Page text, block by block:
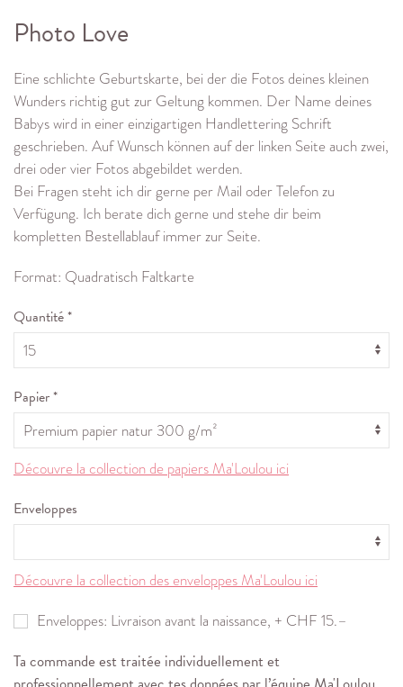
Photo Love
Eine schlichte Geburtskarte, bei der die Fotos deines kleinen
Wunders richtig gut zur Geltung kommen. Der Name deines
Babys wird in einer einzigartigen Handlettering Schrift
geschrieben. Auf Wunsch können auf der linken Seite auch zwei,
drei oder vier Fotos abgebildet werden.
Bei Fragen steht ich dir gerne per Mail oder Telefon zu
Verfügung. Ich berate dich gerne und stehe dir beim
kompletten Bestellablauf immer zur Seite.
Format: Quadratisch Faltkarte
Quantité *
Papier *
Découvre la collection de papiers Ma'Loulou ici
Enveloppes
Découvre la collection des enveloppes Ma'Loulou ici
Enveloppes: Livraison avant la naissance, + CHF 15.–
Ta commande est traitée individuellement et